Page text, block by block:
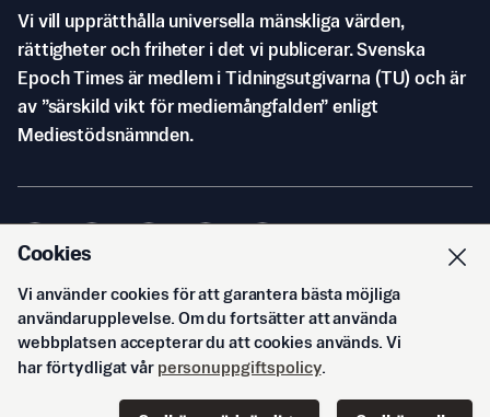
Vi vill upprätthålla universella mänskliga värden,
rättigheter och friheter i det vi publicerar. Svenska
Epoch Times är medlem i Tidningsutgivarna (TU) och är
av ”särskild vikt för mediemångfalden” enligt
Mediestödsnämnden.
© Svenska Epoch Times AB2026
Cookies
Vi använder cookies för att garantera bästa möjliga
användarupplevelse. Om du fortsätter att använda
webbplatsen accepterar du att cookies används. Vi
har förtydligat vår personuppgiftspolicy.